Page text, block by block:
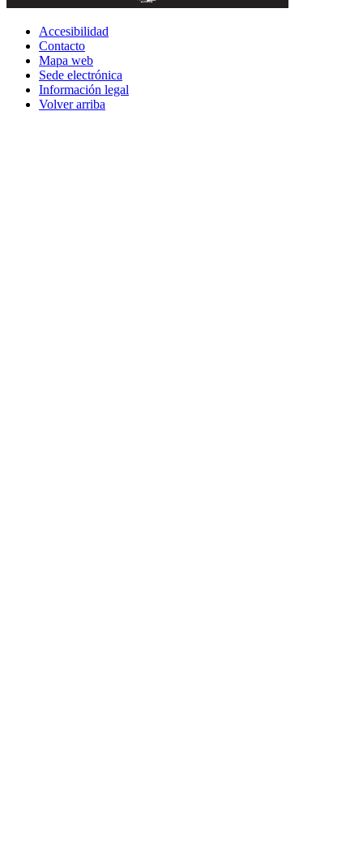
Accesibilidad
Contacto
Mapa web
Sede electrónica
Información legal
Volver arriba